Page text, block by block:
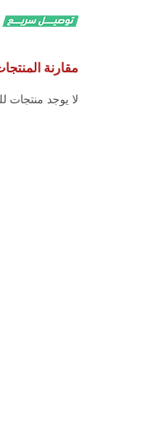
مقارنة
لا يوجد منتجات